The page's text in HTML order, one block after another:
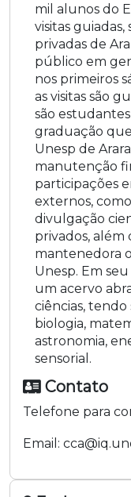
mil alunos do
visitas
privadas de
público em
nos primeiros
as visitas são
são
graduação
Unesp de
manutenção
participações
externos,
divulgação
privados, além
mantenedora
Unesp. Em seu
um acervo
ciências, tendo
biologia,
astronomia,
sensorial.
Contato
Telefone para
Email: